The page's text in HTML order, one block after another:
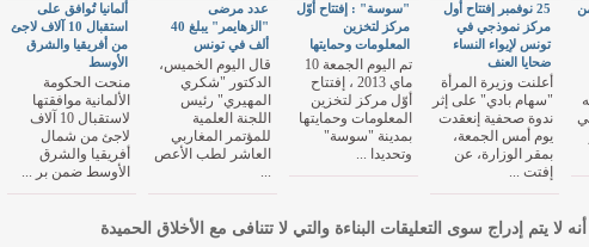
ألمانيا تُوافق على
استقبال 10 آلاف لاجئ
من أفريقيا والشرق
الأوسط
منحت الحكومة
الألمانية موافقتها
لاستقبال 10 آلاف
لاجئ من شمال
أفريقيا والشرق
الأوسط ضمن بر ...
عدد مرضى
"الزهايمر" يبلغ 40
ألف في تونس
قال اليوم الخميس،
الدكتور "شكري
المهيري" رئيس
اللجنة العلمية
للمؤتمر المغاربي
العاشر لطب الأعص
...
"سوسة" : إفتتاح أوّل
مركز لتخزين
المعلومات وحمايتها
تم اليوم الجمعة 10
ماي 2013 ، إفتتاح
أوّل مركز لتخزين
المعلومات وحمايتها
بمدينة "سوسة"
وتحديدا ...
25 نوفمبر إفتتاح أول
مركز نموذجي في
تونس لإيواء النساء
ضحايا العنف
أعلنت وزيرة المرأة
"سهام بادي" على إثر
ندوة صحفية إنعقدت
يوم أمس الجمعة،
بمقر الوزارة، عن
إفتت ...
لا يتم إدراج سوى التعليقات البناءة والتي لا تتنافى مع الأخلاق الحميدة